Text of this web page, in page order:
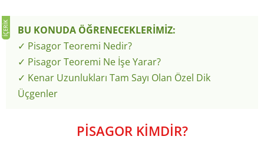
BU KONUDA ÖĞRENECEKLERİMİZ:
✓ Pisagor Teoremi Nedir?
✓ Pisagor Teoremi Ne İşe Yarar?
✓ Kenar Uzunlukları Tam Sayı Olan Özel Dik
Üçgenler
PİSAGOR KİMDİR?